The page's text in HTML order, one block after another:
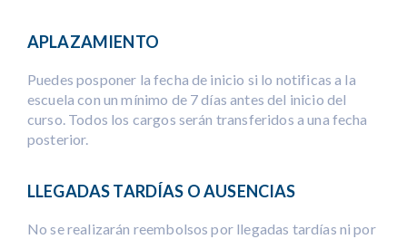
APLAZAMIENTO
Puedes posponer la fecha de inicio si lo notificas a la
escuela con un mínimo de 7 días antes del inicio del
curso. Todos los cargos serán transferidos a una fecha
posterior.
LLEGADAS TARDÍAS O AUSENCIAS
No se realizarán reembolsos por llegadas tardías ni por